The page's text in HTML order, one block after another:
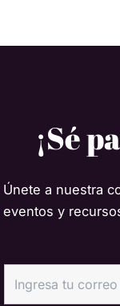
¡Sé
Únete a nuestra
eventos y